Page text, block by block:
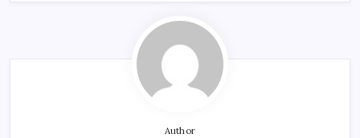
Author